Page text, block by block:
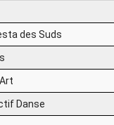
des Suds
Danse